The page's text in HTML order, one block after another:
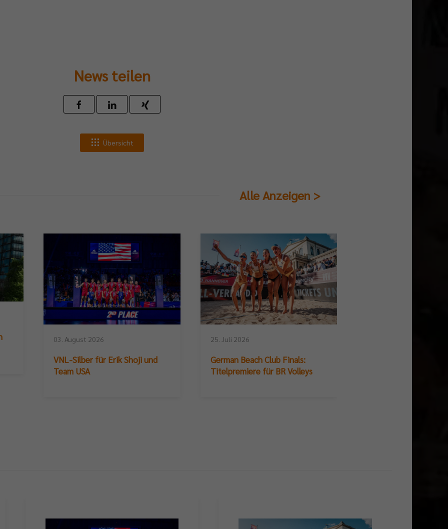
News teilen
Übersicht
Alle Anzeigen >
03. August 2026
VNL-Silber für Erik Shoji und
Team USA
25. Juli 2026
German Beach Club Finals:
Titelpremiere für BR Volleys